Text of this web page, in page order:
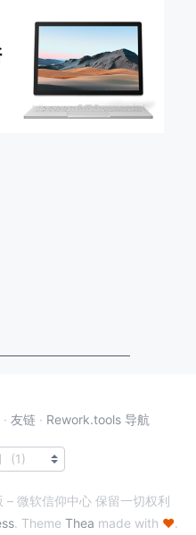
· 友链 · Rework.tools 导航
微软信仰中心 保留一切权利
. Theme Thea made with ♥.